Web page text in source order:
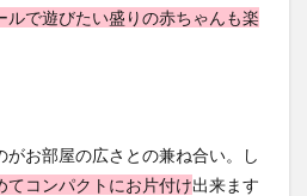
ルで遊びたい盛りの赤ちゃんも楽
がお部屋の広さとの兼ね合い。し
てコンパクトにお片付け出来ます